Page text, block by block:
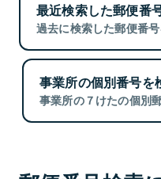
最近検索した郵便番
過去に検索した郵便番号
事業所の個別番号を
事業所の７けたの個別